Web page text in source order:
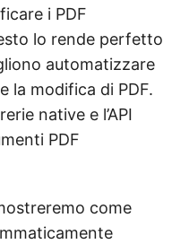
i PDF
lo rende perfetto
automatizzare
la modifica di PDF.
native e l’API
PDF
come